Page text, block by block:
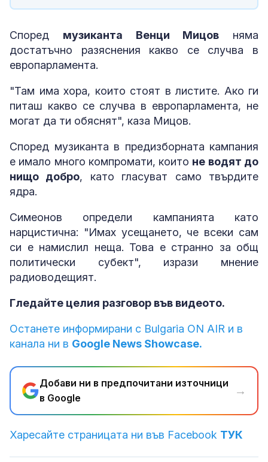
Според музиканта Венци Мицов няма
достатъчно разяснения какво се случва в
европарламента.
"Там има хора, които стоят в листите. Ако ги
питаш какво се случва в европарламента, не
могат да ти обяснят", каза Мицов.
Според музиканта в предизборната кампания
е имало много компромати, които не водят до
нищо добро, като гласуват само твърдите
ядра.
Симеонов определи кампанията като
нарцистична: "Имах усещането, че всеки сам
си е намислил неща. Това е странно за общ
политически субект", изрази мнение
радиоводещият.
Гледайте целия разговор във видеото.
Останете информирани с Bulgaria ON AIR и в
канала ни в Google News Showcase.
Добави ни в предпочитани източници
в Google
→
Харесайте страницата ни във Facebook ТУК